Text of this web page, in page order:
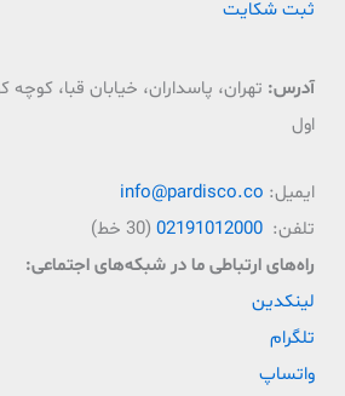
ثبت شکایت
آدرس:
اول
ایمیل: info@pardisco.co
تلفن: 02191012000 (30 خط)
راه‌‌های ارتباطی ما در شبکه‌های اجتماعی:
لینکدین
تلگرام
واتساپ